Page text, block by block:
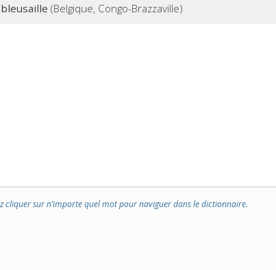
bleusaille (Belgique, Congo-Brazzaville)
cliquer sur n’importe quel mot pour naviguer dans le dictionnaire.